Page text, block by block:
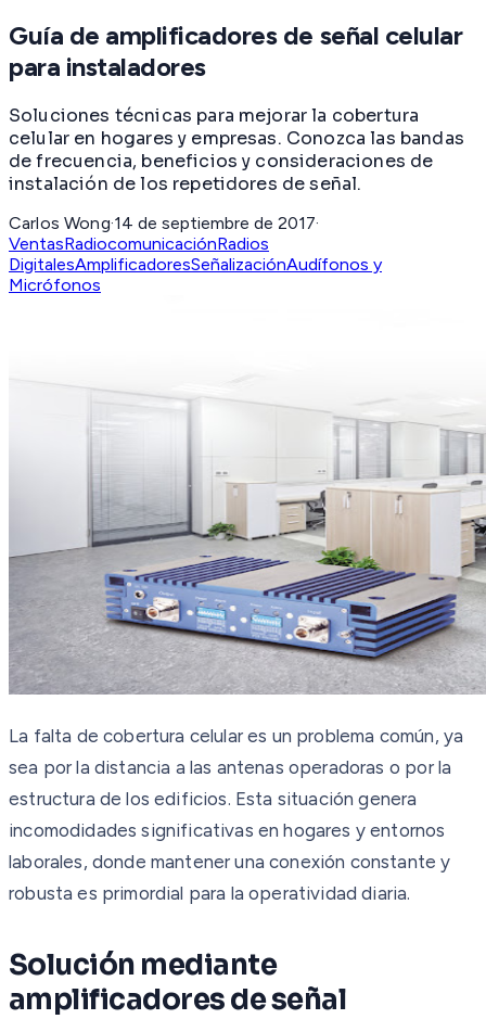
Guía de amplificadores de señal celular
para instaladores
Soluciones técnicas para mejorar la cobertura
celular en hogares y empresas. Conozca las bandas
de frecuencia, beneficios y consideraciones de
instalación de los repetidores de señal.
Carlos Wong·14 de septiembre de 2017·
VentasRadiocomunicaciónRadios
DigitalesAmplificadoresSeñalizaciónAudífonos y
Micrófonos
La falta de cobertura celular es un problema común, ya
sea por la distancia a las antenas operadoras o por la
estructura de los edificios. Esta situación genera
incomodidades significativas en hogares y entornos
laborales, donde mantener una conexión constante y
robusta es primordial para la operatividad diaria.
Solución mediante
amplificadores de señal